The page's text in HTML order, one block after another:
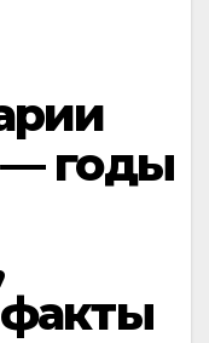
годы